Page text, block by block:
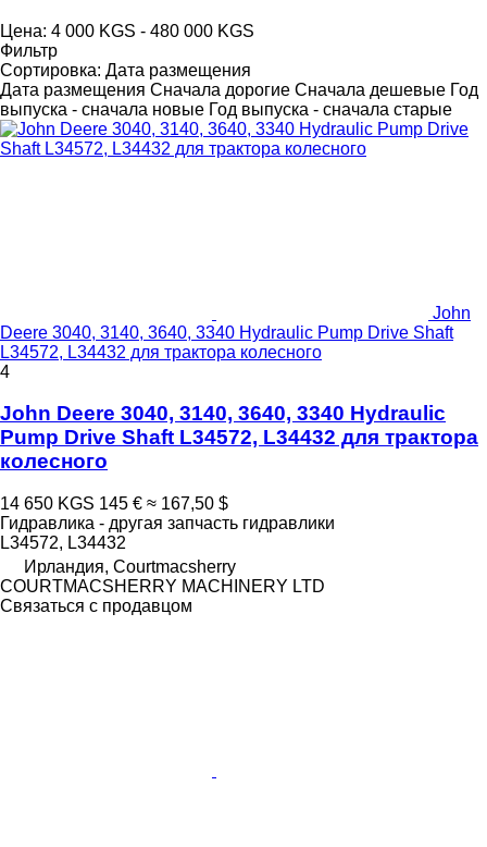
Цена: 4 000 KGS - 480 000 KGS
Фильтр
Сортировка: Дата размещения
Дата размещения Сначала дорогие Сначала дешевые Год
выпуска - сначала новые Год выпуска - сначала старые
John
Deere 3040, 3140, 3640, 3340 Hydraulic Pump Drive Shaft
L34572, L34432 для трактора колесного
4
John Deere 3040, 3140, 3640, 3340 Hydraulic
Pump Drive Shaft L34572, L34432 для трактора
колесного
14 650 KGS 145 € ≈ 167,50 $
Гидравлика - другая запчасть гидравлики
L34572, L34432
Ирландия, Courtmacsherry
COURTMACSHERRY MACHINERY LTD
Связаться с продавцом